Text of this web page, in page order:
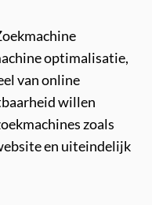
optimalisatie,
van online
willen
zoals
en uiteindelijk